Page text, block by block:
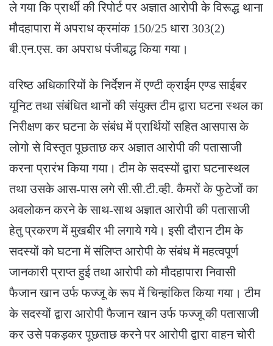
ले गया कि प्रार्थी की रिपोर्ट पर अज्ञात आरोपी के विरूद्ध थाना
मौदहापारा में अपराध क्रमांक 150/25 धारा 303(2)
बी.एन.एस. का अपराध पंजीबद्ध किया गया।
वरिष्ठ अधिकारियों के निर्देशन में एण्टी क्राईम एण्ड साईबर
यूनिट तथा संबंधित थानों की संयुक्त टीम द्वारा घटना स्थल का
निरीक्षण कर घटना के संबंध में प्रार्थियों सहित आसपास के
लोगो से विस्तृत पूछताछ कर अज्ञात आरोपी की पतासाजी
करना प्रारंभ किया गया। टीम के सदस्यों द्वारा घटनास्थल
तथा उसके आस-पास लगे सी.सी.टी.व्ही. कैमरों के फुटेजों का
अवलोकन करने के साथ-साथ अज्ञात आरोपी की पतासाजी
हेतु प्रकरण में मुखबीर भी लगाये गये। इसी दौरान टीम के
सदस्यों को घटना में संलिप्त आरोपी के संबंध में महत्वपूर्ण
जानकारी प्राप्त हुई तथा आरोपी को मौदहापारा निवासी
फैजान खान उर्फ फज्जू के रूप में चिन्हांकित किया गया। टीम
के सदस्यों द्वारा आरोपी फैजान खान उर्फ फज्जू की पतासाजी
कर उसे पकड़कर पूछताछ करने पर आरोपी द्वारा वाहन चोरी